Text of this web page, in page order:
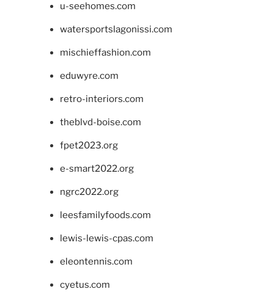
u-seehomes.com
watersportslagonissi.com
mischieffashion.com
eduwyre.com
retro-interiors.com
theblvd-boise.com
fpet2023.org
e-smart2022.org
ngrc2022.org
leesfamilyfoods.com
lewis-lewis-cpas.com
eleontennis.com
cyetus.com